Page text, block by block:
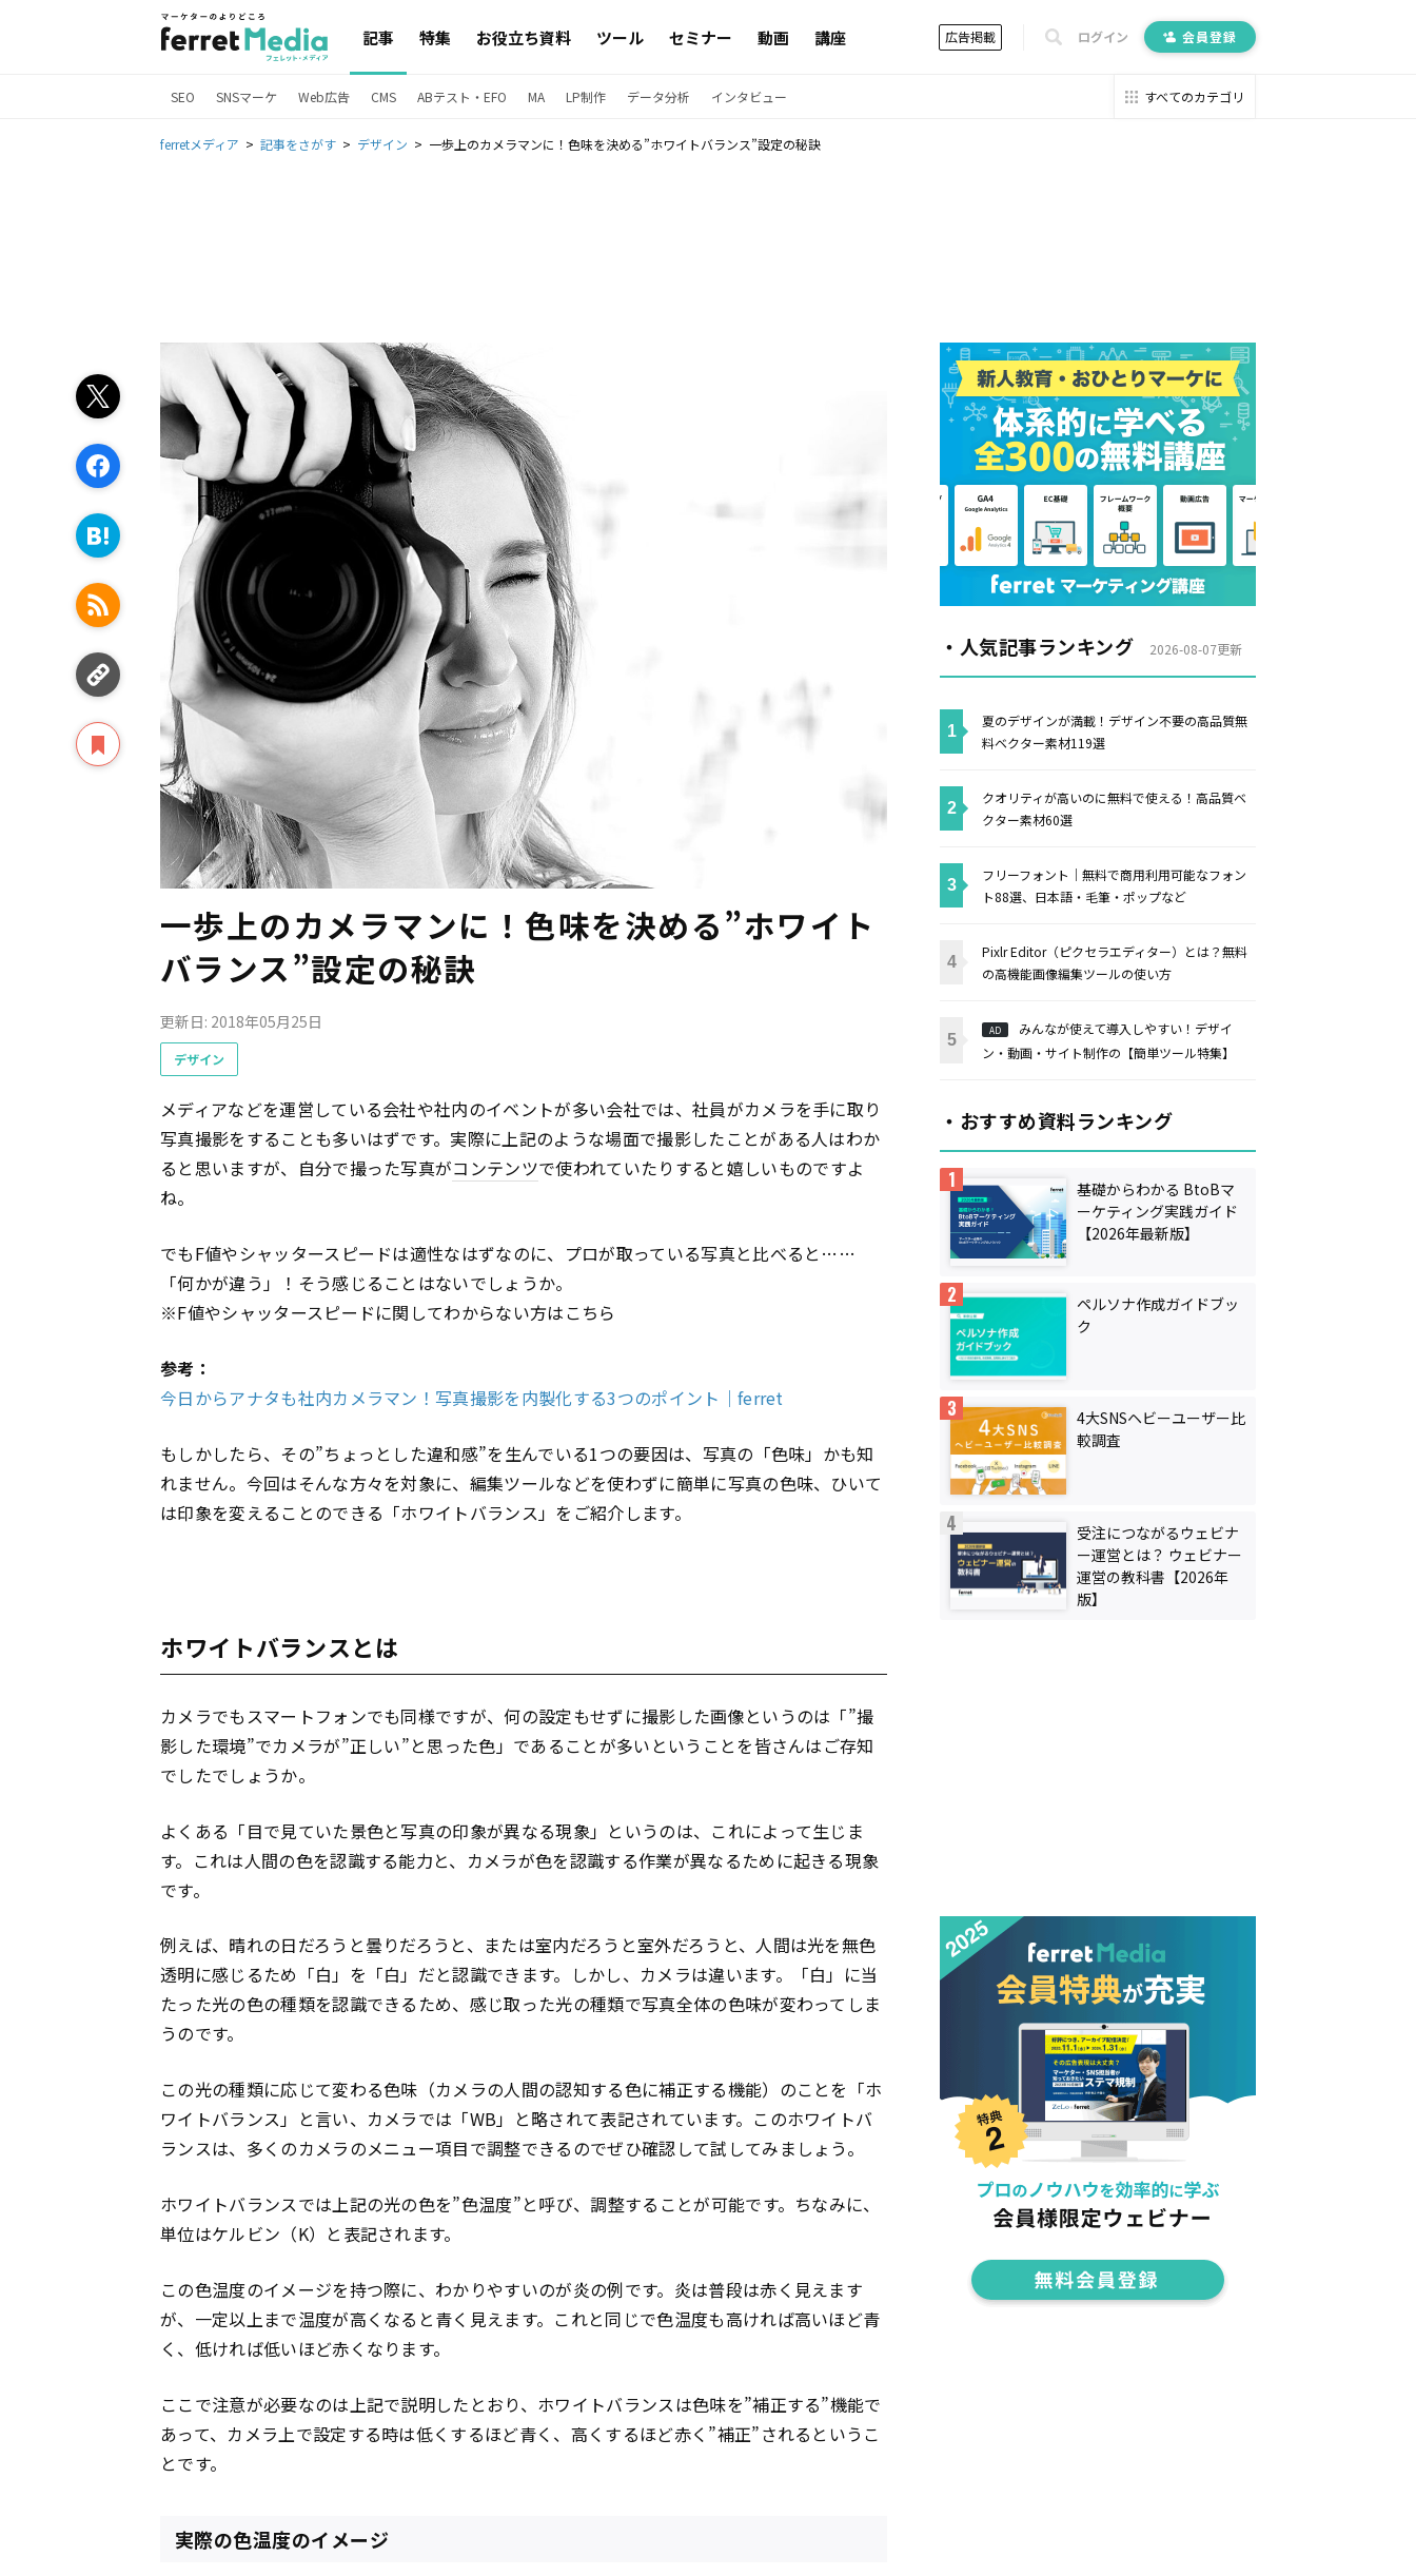
記事 特集 お役立ち資料 ツール セミナー 動画 講座 広告掲載 ログイン 会員登録
SEO SNSマーケ Web広告 CMS ABテスト・EFO MA LP制作 データ分析 インタビュー すべてのカテゴリ
ferretメディア 記事をさがす デザイン 一歩上のカメラマンに！色味を決める”ホワイトバランス”設定の秘訣
一歩上のカメラマンに！色味を決める”ホワイト
バランス”設定の秘訣
更新日: 2018年05月25日
デザイン
メディアなどを運営している会社や社内のイベントが多い会社では、社員がカメラを手に取り
写真撮影をすることも多いはずです。実際に上記のような場面で撮影したことがある人はわか
ると思いますが、自分で撮った写真がコンテンツで使われていたりすると嬉しいものですよ
ね。
でもF値やシャッタースピードは適性なはずなのに、プロが取っている写真と比べると……
「何かが違う」！そう感じることはないでしょうか。
※F値やシャッタースピードに関してわからない方はこちら
参考：
今日からアナタも社内カメラマン！写真撮影を内製化する3つのポイント｜ferret
もしかしたら、その”ちょっとした違和感”を生んでいる1つの要因は、写真の「色味」かも知
れません。今回はそんな方々を対象に、編集ツールなどを使わずに簡単に写真の色味、ひいて
は印象を変えることのできる「ホワイトバランス」をご紹介します。
ホワイトバランスとは
カメラでもスマートフォンでも同様ですが、何の設定もせずに撮影した画像というのは「”撮
影した環境”でカメラが”正しい”と思った色」であることが多いということを皆さんはご存知
でしたでしょうか。
よくある「目で見ていた景色と写真の印象が異なる現象」というのは、これによって生じま
す。これは人間の色を認識する能力と、カメラが色を認識する作業が異なるために起きる現象
です。
例えば、晴れの日だろうと曇りだろうと、または室内だろうと室外だろうと、人間は光を無色
透明に感じるため「白」を「白」だと認識できます。しかし、カメラは違います。「白」に当
たった光の色の種類を認識できるため、感じ取った光の種類で写真全体の色味が変わってしま
うのです。
この光の種類に応じて変わる色味（カメラの人間の認知する色に補正する機能）のことを「ホ
ワイトバランス」と言い、カメラでは「WB」と略されて表記されています。このホワイトバ
ランスは、多くのカメラのメニュー項目で調整できるのでぜひ確認して試してみましょう。
ホワイトバランスでは上記の光の色を”色温度”と呼び、調整することが可能です。ちなみに、
単位はケルビン（K）と表記されます。
この色温度のイメージを持つ際に、わかりやすいのが炎の例です。炎は普段は赤く見えます
が、一定以上まで温度が高くなると青く見えます。これと同じで色温度も高ければ高いほど青
く、低ければ低いほど赤くなります。
ここで注意が必要なのは上記で説明したとおり、ホワイトバランスは色味を”補正する”機能で
あって、カメラ上で設定する時は低くするほど青く、高くするほど赤く”補正”されるというこ
とです。
実際の色温度のイメージ
・人気記事ランキング 2026-08-07更新
夏のデザインが満載！デザイン不要の高品質無
料ベクター素材119選
クオリティが高いのに無料で使える！高品質ベ
クター素材60選
フリーフォント｜無料で商用利用可能なフォン
ト88選、日本語・毛筆・ポップなど
Pixlr Editor（ピクセラエディター）とは？無料
の高機能画像編集ツールの使い方
AD
みんなが使えて導入しやすい！デザイ
ン・動画・サイト制作の【簡単ツール特集】
・おすすめ資料ランキング
基礎からわかる BtoBマ
ーケティング実践ガイド
【2026年最新版】
ペルソナ作成ガイドブッ
ク
4大SNSヘビーユーザー比
較調査
受注につながるウェビナ
ー運営とは？ ウェビナー
運営の教科書【2026年
版】